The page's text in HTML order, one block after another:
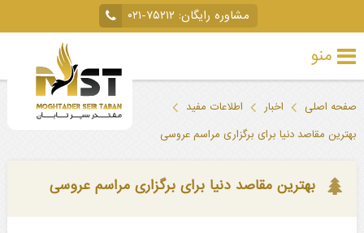
مشاوره رایگان: ۰۲۱-۷۵۲۱۲
منو
داخلی
صفحه اصلی اخبار
اطلاعات مفید
بهترین مقاصد دنیا برای برگزاری مراسم عروسی
بهترین مقاصد دنیا برای برگزاری مراسم عروسی